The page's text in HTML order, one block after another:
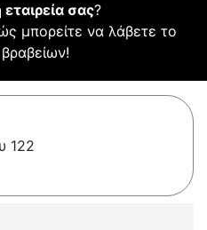
σας?
μπορείτε να λάβετε το
122